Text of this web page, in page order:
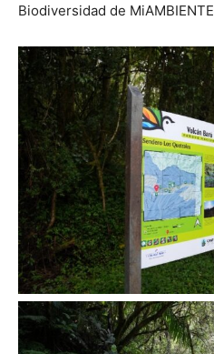
Biodiversidad de MiAMBIENTE